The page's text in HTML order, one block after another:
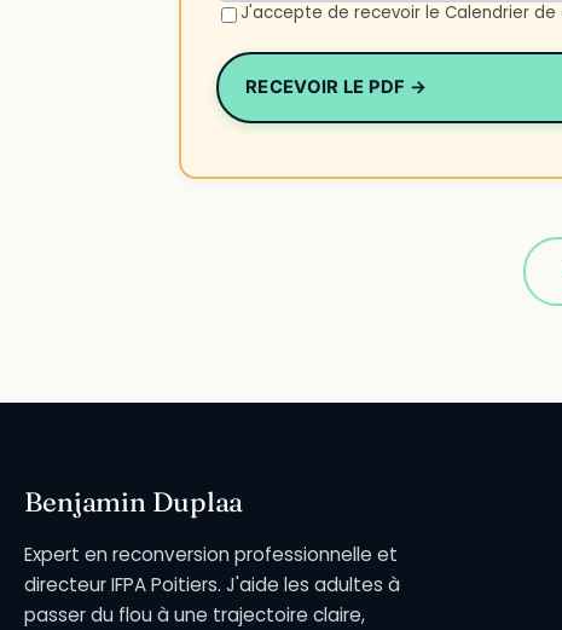
J'accepte de recevoir le Calendrier
RECEVOIR LE PDF →
Benjamin Duplaa
Expert en reconversion professionnelle et
directeur IFPA Poitiers. J'aide les adultes à
passer du flou à une trajectoire claire,